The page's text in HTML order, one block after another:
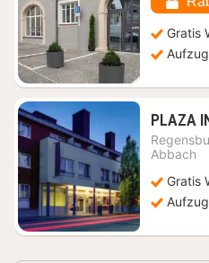
Gratis
Aufzug
PLAZA
Abbach
Gratis
Aufzug